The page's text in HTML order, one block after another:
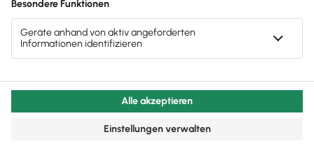
entwederzum Jahresbeginn oder bei
Neuanschaffung eines Dienstwagensmöglich.
Wäge daher bei jeder Gelegenheit ab, ob sich etwas
an deinem Pkw oder deinem Nutzungsverhalten